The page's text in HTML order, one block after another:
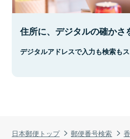
日本郵便トップ 郵便番号検索
住所に、デジタルの確かさ
デジタルアドレスで入力も検索もス